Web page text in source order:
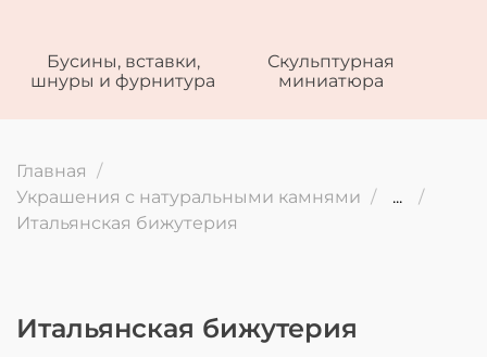
Бусины, вставки,
шнуры и фурнитура
Скульптурная
миниатюра
Главная
Украшения с натуральными камнями
...
Итальянская бижутерия
Итальянская бижутерия